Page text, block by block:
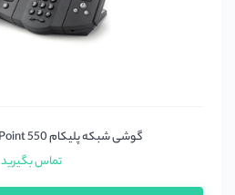
گوشی شبکه پلیکام Polycom SoundPoint 550
تماس بگیرید